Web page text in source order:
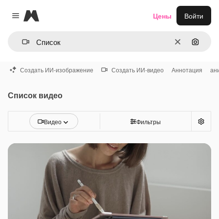
Close menu
Magnific
ОчиститьПоиск
Цены Войти
Создать ИИ-изображение Создать ИИ-видео Аннотация
Список видео
Видео Фильтры